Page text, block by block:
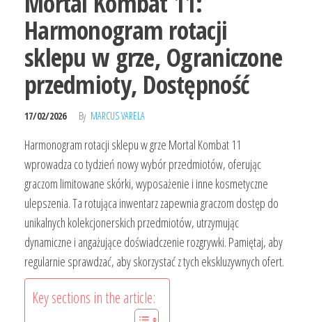
Harmonogram rotacji
sklepu w grze, Ograniczone
przedmioty, Dostępność
17/02/2026 By MARCUS VARELA
Harmonogram rotacji sklepu w grze Mortal Kombat 11
wprowadza co tydzień nowy wybór przedmiotów, oferując
graczom limitowane skórki, wyposażenie i inne kosmetyczne
ulepszenia. Ta rotująca inwentarz zapewnia graczom dostęp do
unikalnych kolekcjonerskich przedmiotów, utrzymując
dynamiczne i angażujące doświadczenie rozgrywki. Pamiętaj, aby
regularnie sprawdzać, aby skorzystać z tych ekskluzywnych ofert.
Key sections in the article: